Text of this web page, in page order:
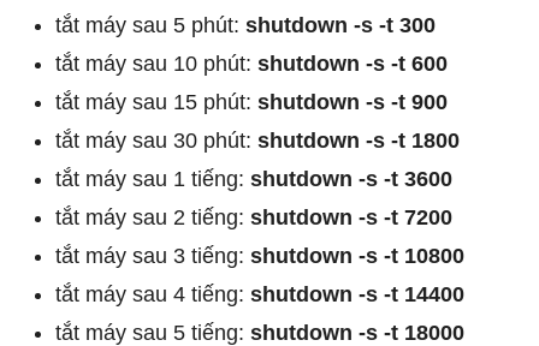
tắt máy sau 5 phút: shutdown -s -t 300
tắt máy sau 10 phút: shutdown -s -t 600
tắt máy sau 15 phút: shutdown -s -t 900
tắt máy sau 30 phút: shutdown -s -t 1800
tắt máy sau 1 tiếng: shutdown -s -t 3600
tắt máy sau 2 tiếng: shutdown -s -t 7200
tắt máy sau 3 tiếng: shutdown -s -t 10800
tắt máy sau 4 tiếng: shutdown -s -t 14400
tắt máy sau 5 tiếng: shutdown -s -t 18000